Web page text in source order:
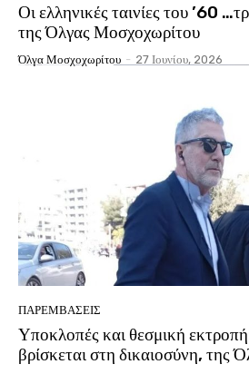
Οι ελληνικές ταινίες του ’60
της Όλγας Μοσχοχωρίτου
Όλγα Μοσχοχωρίτου - 27 Ιουνίου, 2026
ΠΑΡΕΜΒΑΣΕΙΣ
Υποκλοπές και θεσμική
βρίσκεται στη δικαιοσύνη, της